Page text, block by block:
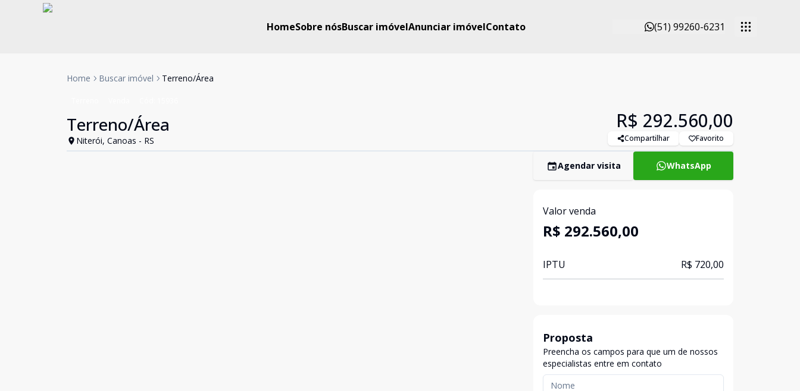
HomeSobre nósBuscar imóvelAnunciar imóvelContato (51) 99260-6231
Home Buscar imóvel Terreno/Área
Terreno/Área
Niterói, Canoas - RS
R$ 292.560,00
Compartilhar Favorito
Agendar visita WhatsApp
Valor venda
R$ 292.560,00
IPTU R$ 720,00
Proposta
Preencha os campos para que um de nossos
especialistas entre em contato